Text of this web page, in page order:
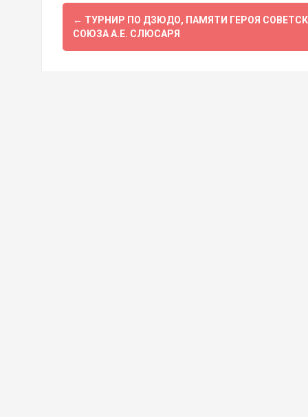
Навигация
по
← ТУРНИР ПО ДЗЮДО, ПАМЯТИ ГЕРОЯ
СОЮЗА А.Е. СЛЮСАРЯ